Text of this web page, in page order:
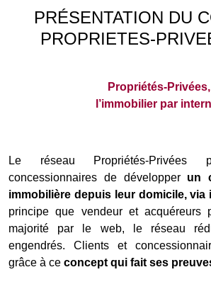
PRÉSENTATION DU
PROPRIETES-
Propriétés-Privées,
l’immobilier par
Le réseau Propriétés-
concessionnaires de développer un
immobilière depuis leur domicile, via
principe que vendeur et acquéreurs
majorité par le web, le réseau
engendrés. Clients et
grâce à ce concept qui fait ses